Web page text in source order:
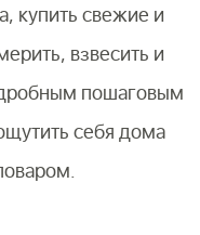
купить свежие и
взвесить и
пошаговым
себя дома